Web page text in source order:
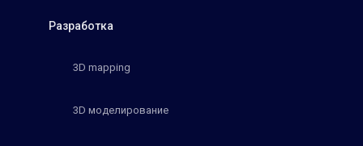
Разработка
3D mapping
3D моделирование